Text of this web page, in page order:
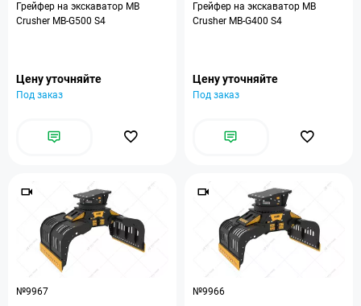
Грейфер на экскаватор MB
Crusher MB-G500 S4
Цену уточняйте
Под заказ
Грейфер на экскаватор MB
Crusher MB-G400 S4
Цену уточняйте
Под заказ
№9967
№9966